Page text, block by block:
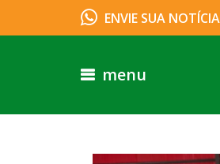
ENVIE SUA
menu